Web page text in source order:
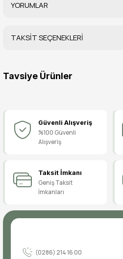
YORUMLAR
TAKSİT SEÇENEKLERİ
Tavsiye Ürünler
2.099,90 TL
2.299,90 TL
Kovboy Çocuk Aksesuar Seti, Kovboy
Güvenli Alışveriş
%100 Güvenli
Alışveriş
Taksit İmkanı
Geniş Taksit
İmkanları
(0286) 214 16 00